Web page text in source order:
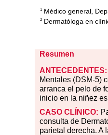
1 Médico general,
2 Dermatóloga en
Resumen
ANTECEDENTES:
Mentales (DSM-5)
arranca el pelo de
inicio en la niñez
CASO CLÍNICO:
consulta de
parietal derecha. A